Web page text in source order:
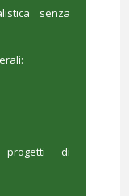
senza
di